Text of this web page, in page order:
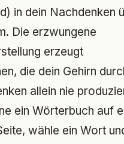
in dein Nachdenken
Die erzwungene
erzeugt
die dein Gehirn
allein nie
ein Wörterbuch auf
wähle ein Wort